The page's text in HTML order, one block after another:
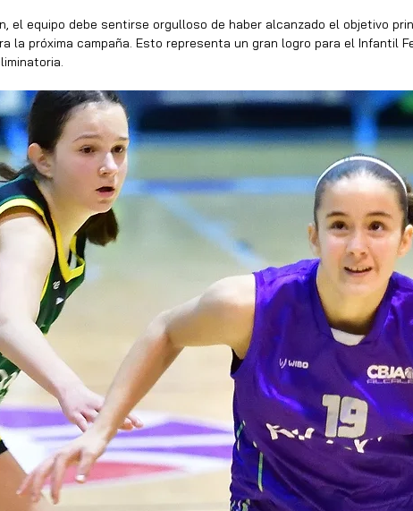
el equipo debe sentirse orgulloso de haber alcanzado el objetivo
la próxima campaña. Esto representa un gran logro para el Infantil